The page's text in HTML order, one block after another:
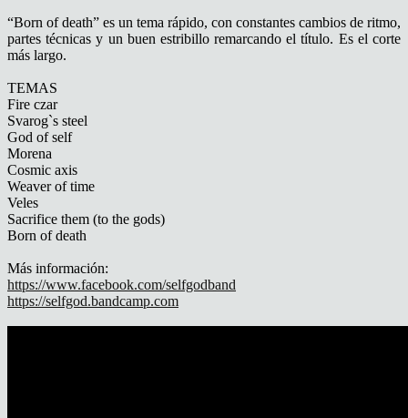
“Born of death” es un tema rápido, con constantes cambios de ritmo,
partes técnicas y un buen estribillo remarcando el título. Es el corte
más largo.
TEMAS
Fire czar
Svarog`s steel
God of self
Morena
Cosmic axis
Weaver of time
Veles
Sacrifice them (to the gods)
Born of death
Más información:
https://www.facebook.com/selfgodband
https://selfgod.bandcamp.com